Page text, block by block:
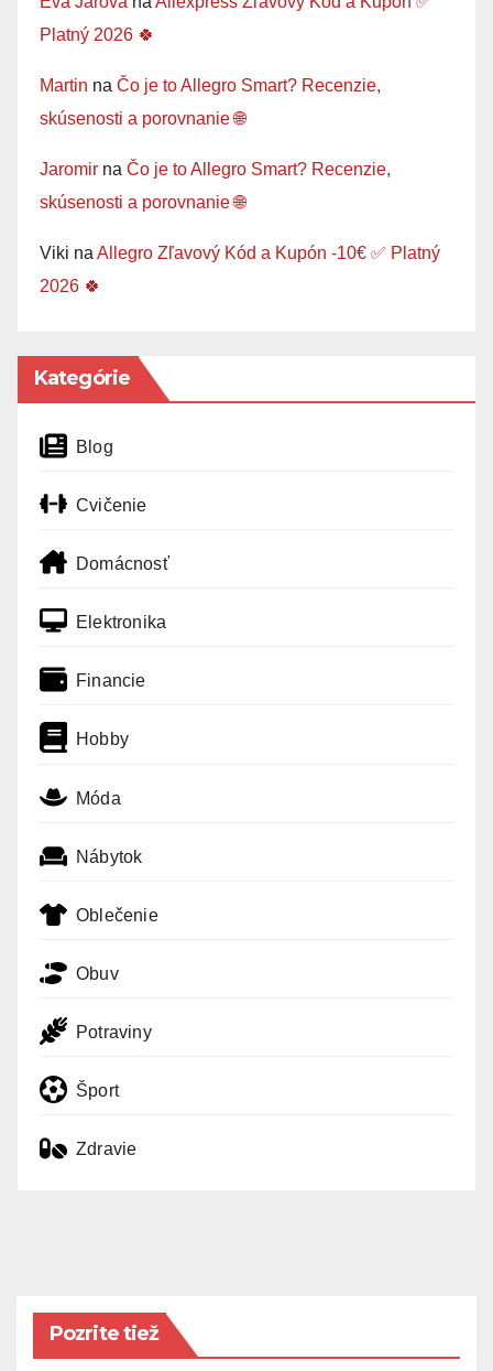
Platný 2026 🍀
Martin na Čo je to Allegro Smart? Recenzie,
skúsenosti a porovnanie 🌐
Jaromir na Čo je to Allegro Smart? Recenzie,
skúsenosti a porovnanie 🌐
Viki na Allegro Zľavový Kód a Kupón -10€ ✅ Platný
2026 🍀
Kategórie
Blog
Cvičenie
Domácnosť
Elektronika
Financie
Hobby
Móda
Nábytok
Oblečenie
Obuv
Potraviny
Šport
Zdravie
Pozrite tiež